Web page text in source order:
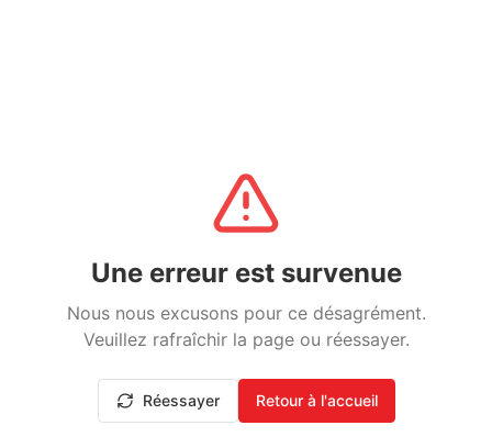
Une erreur est survenue
Nous nous excusons pour ce désagrément.
Veuillez rafraîchir la page ou réessayer.
Réessayer Retour à l'accueil